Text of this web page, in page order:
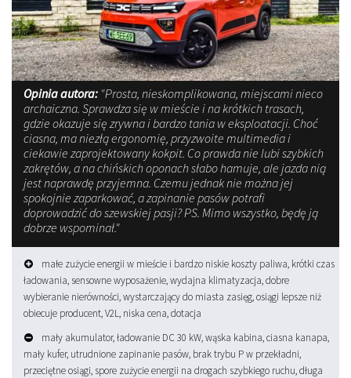
Opinia autora: "Prosta, nieskomplikowana, miejscami nieco
archaiczna. Sprawdza się w mieście i na krótkich trasach,
gdzie okazuje się zrywna i bardzo tania w eksploatacji. Choć
ciasna, ma niezłą ergonomię, przyzwoite multimedia i
ciekawie zaprojektowany kokpit. Co prawda nie lubi szybkich
zakrętów, a na chińskich oponach słabo hamuje, ale jazda nią
jest naprawdę przyjemna. Czemu jednak nie można jej
spokojnie zaparkować, a zapinanie pasów potrafi
doprowadzić do szewskiej pasji? PS. Mimo wszystko, będę ją
dobrze wspominał."
małe zużycie energii w mieście i bardzo niskie koszty paliwa, krótki czas
ładowania, sensowne wyposażenie, wydajna klimatyzacja, dobre
wybieranie nierówności, wystarczający do miasta zasięg, osiągi lepsze niż
obiecuje producent, V2L, niska cena, dotacja
mały akumulator, ładowanie DC 30 kW, wąska kabina, ciasna kanapa,
mały kufer, utrudnione zapinanie pasów, brak trybu P w przekładni,
przeciętne osiągi, spore zużycie energii na drogach szybkiego ruchu, długa